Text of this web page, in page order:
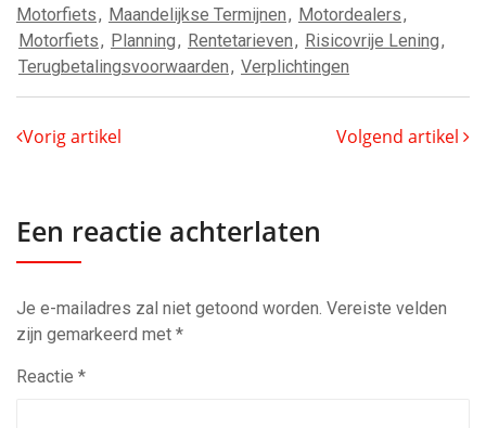
Motorfiets, Maandelijkse Termijnen, Motordealers,
Motorfiets, Planning, Rentetarieven, Risicovrije Lening,
Terugbetalingsvoorwaarden, Verplichtingen
Vorig artikel Volgend artikel
Een reactie achterlaten
Je e-mailadres zal niet getoond worden. Vereiste velden
zijn gemarkeerd met *
Reactie *